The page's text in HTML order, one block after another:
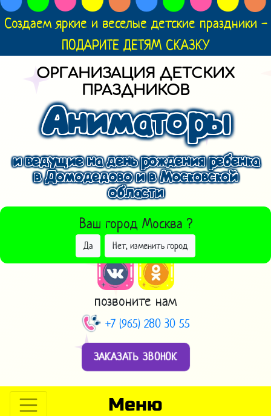
Создаем яркие и веселые детские праздники -
ПОДАРИТЕ ДЕТЯМ СКАЗКУ
ОРГАНИЗАЦИЯ ДЕТСКИХ
ПРАЗДНИКОВ
Аниматоры
и ведущие на день рождения ребенка
в Домодедово и в Московской
области
Ваш город Москва ?
Да Нет, изменить город
ВЫБРАТЬ ДРУГОЙ ГОРОД
позвоните нам
+7 (965) 280 30 55
ЗАКАЗАТЬ ЗВОНОК
Меню